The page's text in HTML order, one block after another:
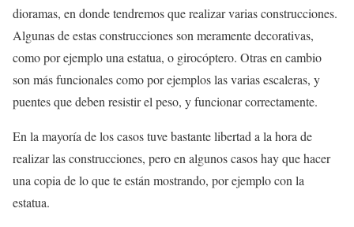
dioramas, en donde tendremos que realizar varias construcciones.
Algunas de estas construcciones son meramente decorativas,
como por ejemplo una estatua, o girocóptero. Otras en cambio
son más funcionales como por ejemplos las varias escaleras, y
puentes que deben resistir el peso, y funcionar correctamente.
En la mayoría de los casos tuve bastante libertad a la hora de
realizar las construcciones, pero en algunos casos hay que hacer
una copia de lo que te están mostrando, por ejemplo con la
estatua.